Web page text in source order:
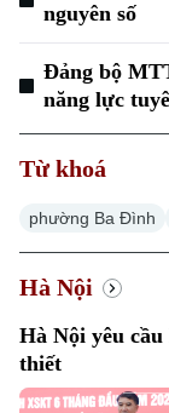
nguyên số
Đảng bộ
năng lực
Từ khoá
phường Ba Đình
Hà Nội
Hà Nội yêu
thiết